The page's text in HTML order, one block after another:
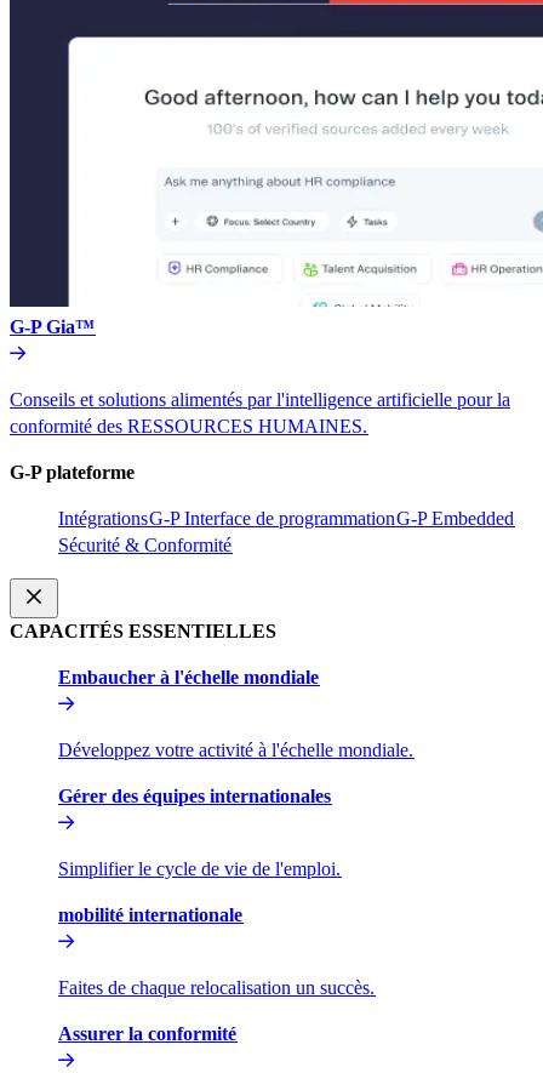
G-P Gia™​​
Conseils et solutions alimentés par l'intelligence artificielle pour la
conformité des RESSOURCES HUMAINES.​​
G-P plateforme​​
Intégrations​​G-P Interface de programmation​​G-P Embedded​​
Sécurité & Conformité​​
CAPACITÉS ESSENTIELLES​​
Embaucher à l'échelle mondiale​​
Développez votre activité à l'échelle mondiale.​​
Gérer des équipes internationales​​
Simplifier le cycle de vie de l'emploi.​​
mobilité internationale​​
Faites de chaque relocalisation un succès.​​
Assurer la conformité​​